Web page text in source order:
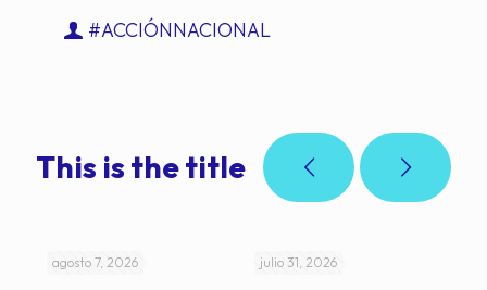
#ACCIÓNNACIONAL
This is the title
agosto 7, 2026 julio 31, 2026